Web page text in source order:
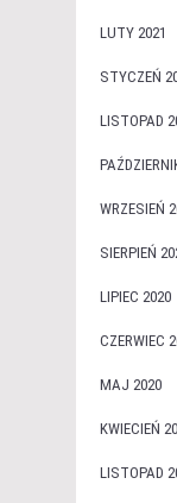
LUTY 2021
STYCZEŃ
LISTOPAD
WRZESIEŃ
SIERPIEŃ
LIPIEC 2020
CZERWIEC
MAJ 2020
KWIECIEŃ
LISTOPAD